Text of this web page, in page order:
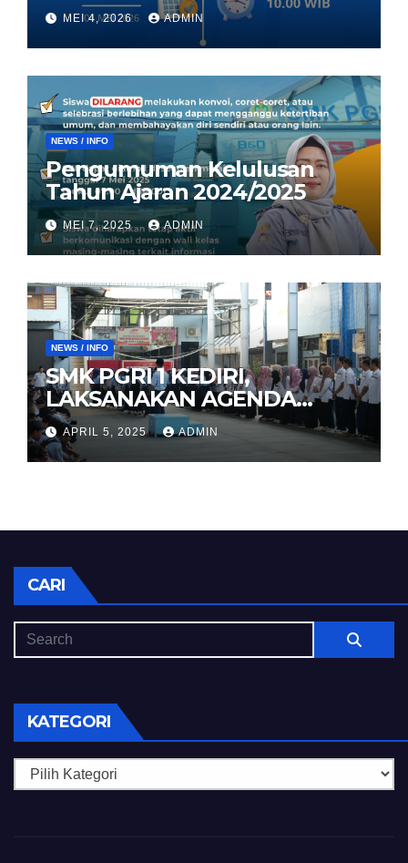
MEI 4, 2026 ADMIN
NEWS / INFO
Pengumuman Kelulusan
Tahun Ajaran 2024/2025
MEI 7, 2025 ADMIN
NEWS / INFO
SMK PGRI 1 KEDIRI,
LAKSANAKAN AGENDA
HALAL BIHALAL
APRIL 5, 2025 ADMIN
CARI
KATEGORI
Kategori